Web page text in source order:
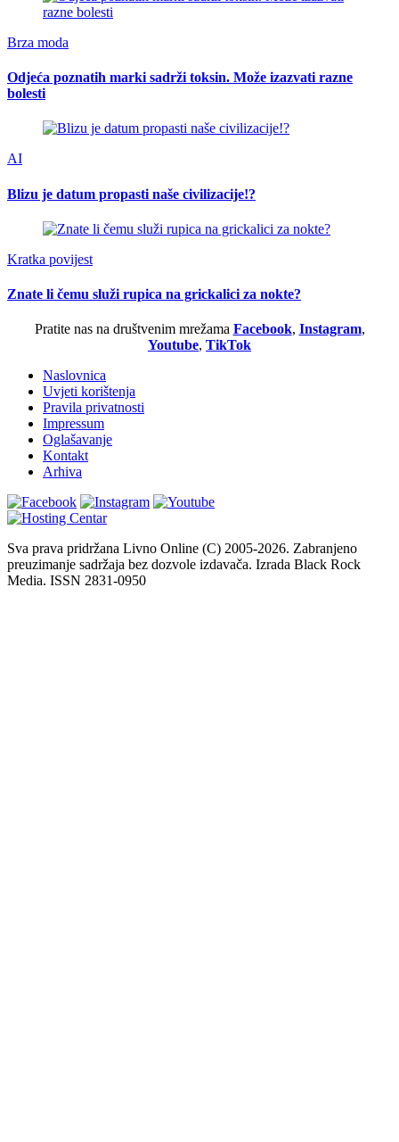
Brza moda
Odjeća poznatih marki sadrži toksin. Može izazvati razne
bolesti
AI
Blizu je datum propasti naše civilizacije!?
Kratka povijest
Znate li čemu služi rupica na grickalici za nokte?
Pratite nas na društvenim mrežama Facebook, Instagram,
Youtube, TikTok
Naslovnica
Uvjeti korištenja
Pravila privatnosti
Impressum
Oglašavanje
Kontakt
Arhiva
Sva prava pridržana Livno Online (C) 2005-2026. Zabranjeno
preuzimanje sadržaja bez dozvole izdavača. Izrada Black Rock
Media. ISSN 2831-0950